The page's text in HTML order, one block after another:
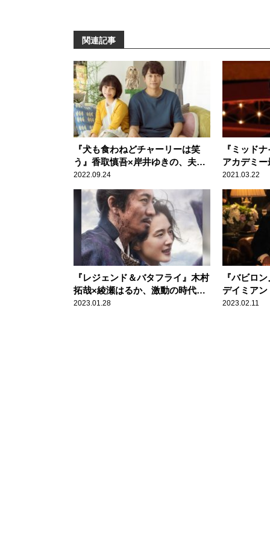
関連記事
『犬も食わねどチャーリーは笑
う』香取慎吾×岸井ゆきの、夫婦
バトルが勃発？
2022.09.24
『ミッド
アカデミ
その俳優
2021.03.22
『レジェンド＆バタフライ』木村
拓哉×綾瀬はるか、激動の時代を
生きた夫婦の物語
2023.01.28
『バビロ
デイミア
映画讃歌
2023.02.11